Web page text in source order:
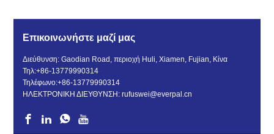
Επικοινωνήστε μαζί μας
Διεύθυνση: Gaodian Road, περιοχή Huli, Xiamen, Fujian, Κίνα
Τηλ:+86-13779990314
Τηλέφωνο:+86-13779990314
ΗΛΕΚΤΡΟΝΙΚΗ ΔΙΕΥΘΥΝΣΗ:rufuswei@everpal.cn